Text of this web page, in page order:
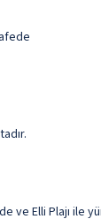
Elli Plajı ile